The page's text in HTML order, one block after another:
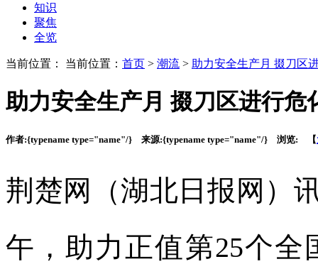
知识
聚焦
全览
当前位置： 当前位置： 首页 > 潮流 > 助力安全生产月 掇刀区
助力安全生产月 掇刀区进行
作者:{typename type="name"/} 来源:{typename type="name"/} 浏览: 【
荆楚网（湖北日报网）
午，助力正值第25个全